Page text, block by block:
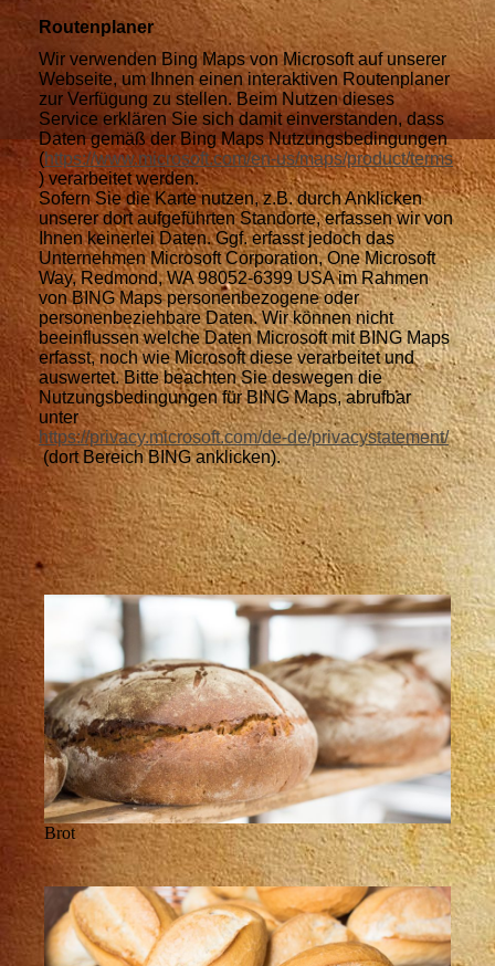
Routenplaner
Wir verwenden Bing Maps von Microsoft auf unserer
Webseite, um Ihnen einen interaktiven Routenplaner
zur Verfügung zu stellen. Beim Nutzen dieses
Service erklären Sie sich damit einverstanden, dass
Daten gemäß der Bing Maps Nutzungsbedingungen
(https://www.microsoft.com/en-us/maps/product/terms
) verarbeitet werden.
Sofern Sie die Karte nutzen, z.B. durch Anklicken
unserer dort aufgeführten Standorte, erfassen wir von
Ihnen keinerlei Daten. Ggf. erfasst jedoch das
Unternehmen Microsoft Corporation, One Microsoft
Way, Redmond, WA 98052-6399 USA im Rahmen
von BING Maps personenbezogene oder
personenbeziehbare Daten. Wir können nicht
beeinflussen welche Daten Microsoft mit BING Maps
erfasst, noch wie Microsoft diese verarbeitet und
auswertet. Bitte beachten Sie deswegen die
Nutzungsbedingungen für BING Maps, abrufbar
unter
https://privacy.microsoft.com/de-de/privacystatement/
(dort Bereich BING anklicken).
Brot